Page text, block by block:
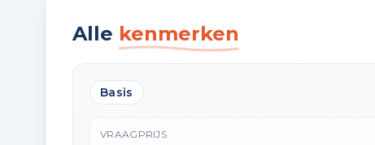
Alle kenmerken
Basis
VRAAGPRIJS